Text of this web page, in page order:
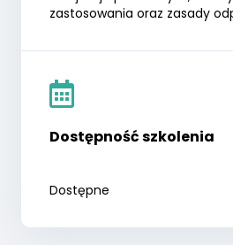
zastosowania oraz zasady
Dostępność szkolenia
Dostępne